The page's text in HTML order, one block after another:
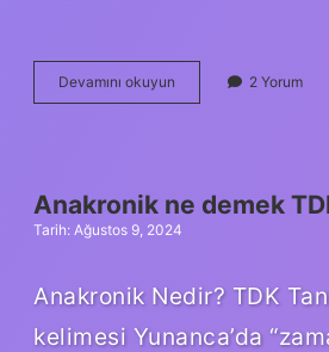
Devamını okuyun
olmak
2 Yorum
Anakronik ne demek
Tarih: Ağustos 9, 2024
Anakronik Nedir? TDK
kelimesi Yunanca’da